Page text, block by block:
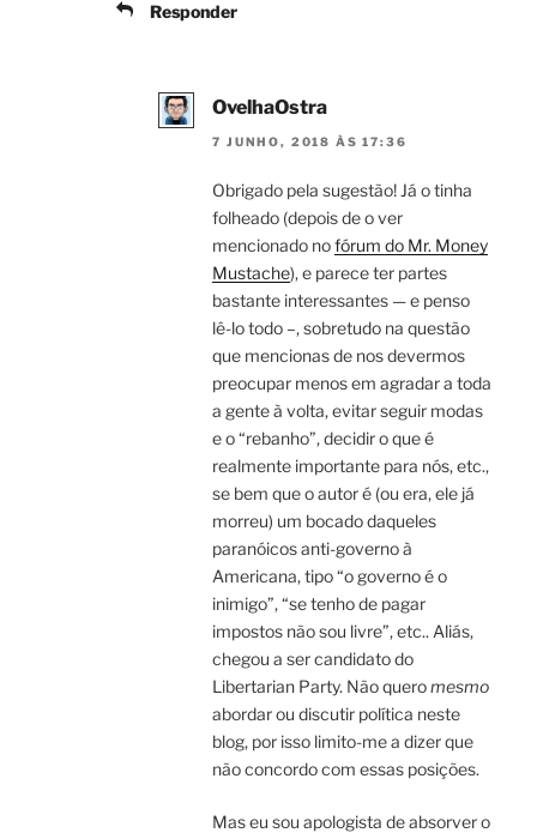
Responder
OvelhaOstra
7 JUNHO, 2018 ÀS 17:36
Obrigado pela sugestão! Já o tinha
folheado (depois de o ver
mencionado nofórum do Mr. Money
Mustache), e parece ter partes
bastante interessantes — e penso
lê-lo todo –, sobretudo na questão
que mencionas de nos devermos
preocupar menos em agradar a toda
a gente à volta, evitar seguir modas
e o “rebanho”, decidir o que é
realmente importante para nós, etc.,
se bem que o autor é (ou era, ele já
morreu) um bocado daqueles
paranóicos anti-governo à
Americana, tipo “o governo é o
inimigo”, “se tenho de pagar
impostos não sou livre”, etc.. Aliás,
chegou a ser candidato do
Libertarian Party. Não queromesmo
abordar ou discutir política neste
blog, por isso limito-me a dizer que
não concordo com essas posições.
Mas eu sou apologista de absorver o